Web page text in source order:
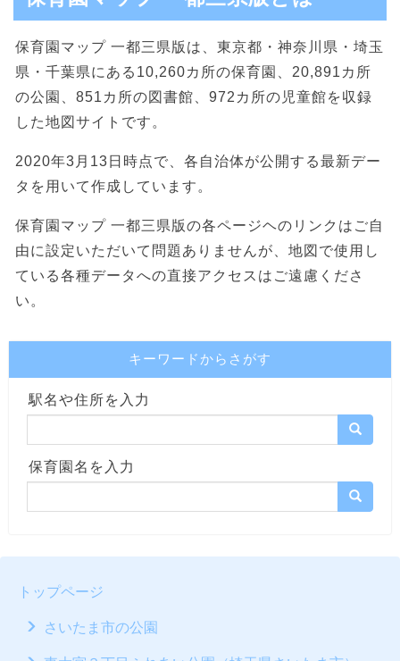
保育園マップ 一都三県版は、東京都・神奈川県・埼玉
県・千葉県にある10,260カ所の保育園、20,891カ所
の公園、851カ所の図書館、972カ所の児童館を収録
した地図サイトです。
2020年3月13日時点で、各自治体が公開する最新デー
タを用いて作成しています。
保育園マップ 一都三県版の各ページヘのリンクはご自
由に設定いただいて問題ありませんが、地図で使用し
ている各種データへの直接アクセスはご遠慮くださ
い。
キーワードからさがす
駅名や住所を入力
保育園名を入力
トップページ
さいたま市の公園